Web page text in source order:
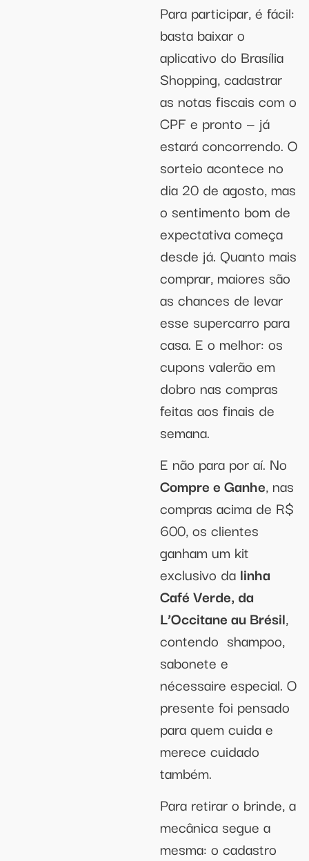
Para participar, é fácil:
basta baixar o
aplicativo do Brasília
Shopping, cadastrar
as notas fiscais com o
CPF e pronto — já
estará concorrendo. O
sorteio acontece no
dia 20 de agosto, mas
o sentimento bom de
expectativa começa
desde já. Quanto mais
comprar, maiores são
as chances de levar
esse supercarro para
casa. E o melhor: os
cupons valerão em
dobro nas compras
feitas aos finais de
semana.
E não para por aí. No
Compre e Ganhe, nas
compras acima de R$
600, os clientes
ganham um kit
exclusivo da linha
Café Verde, da
L’Occitane au Brésil,
contendo shampoo,
sabonete e
nécessaire especial. O
presente foi pensado
para quem cuida e
merece cuidado
também.
Para retirar o brinde, a
mecânica segue a
mesma: o cadastro